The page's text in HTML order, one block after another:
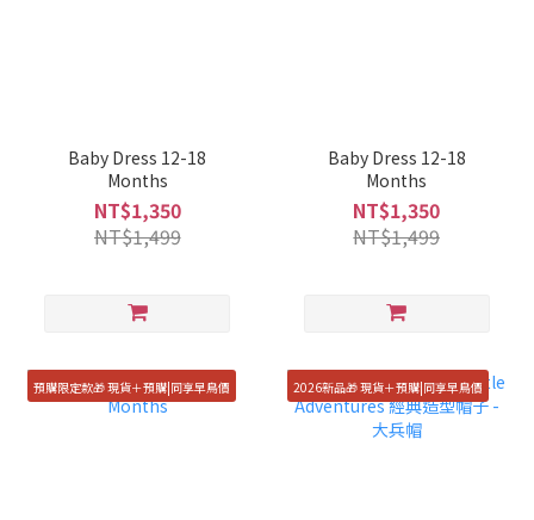
Baby Dress 12-18
Months
NT$1,350
NT$1,499
Baby Dress 12-18
Months
NT$1,350
NT$1,499
預購限定款🎁 現貨＋預購|同享早鳥價 2026新品🎁 現貨＋預購|同享早鳥價